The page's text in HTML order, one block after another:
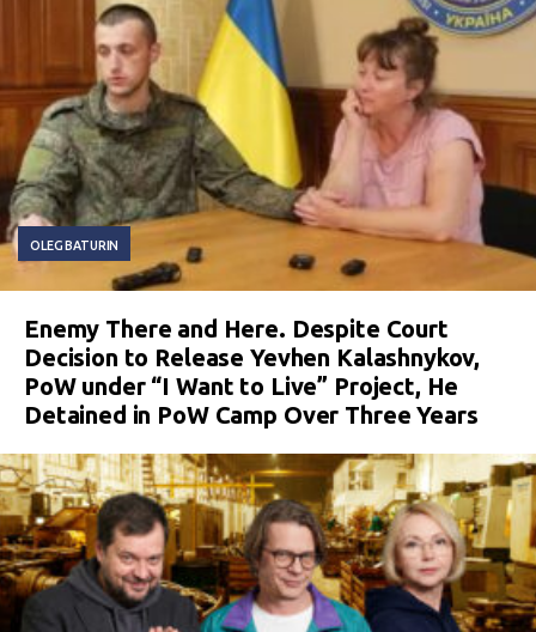
OLEG BATURIN
Enemy There and Here. Despite Court
Decision to Release Yevhen Kalashnykov,
PoW under “I Want to Live” Project, He
Detained in PoW Camp Over Three Years